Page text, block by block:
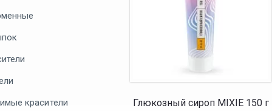
красители
Глюкозный сироп MIXIE 150 г